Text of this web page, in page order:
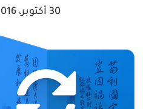
30 أكتوبر، 2016